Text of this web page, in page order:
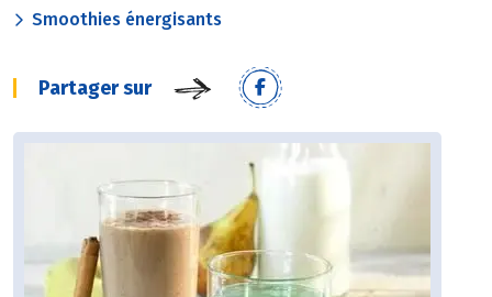
Smoothies énergisants
Partager sur